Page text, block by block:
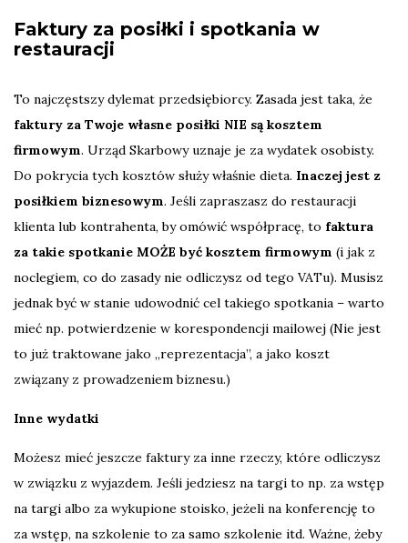
Faktury za posiłki i spotkania w
restauracji
To najczęstszy dylemat przedsiębiorcy. Zasada jest taka, że
faktury za Twoje własne posiłki NIE są kosztem
firmowym. Urząd Skarbowy uznaje je za wydatek osobisty.
Do pokrycia tych kosztów służy właśnie dieta. Inaczej jest z
posiłkiem biznesowym. Jeśli zapraszasz do restauracji
klienta lub kontrahenta, by omówić współpracę, to faktura
za takie spotkanie MOŻE być kosztem firmowym (i jak z
noclegiem, co do zasady nie odliczysz od tego VATu). Musisz
jednak być w stanie udowodnić cel takiego spotkania – warto
mieć np. potwierdzenie w korespondencji mailowej (Nie jest
to już traktowane jako „reprezentacja”, a jako koszt
związany z prowadzeniem biznesu.)
Inne wydatki
Możesz mieć jeszcze faktury za inne rzeczy, które odliczysz
w związku z wyjazdem. Jeśli jedziesz na targi to np. za wstęp
na targi albo za wykupione stoisko, jeżeli na konferencję to
za wstęp, na szkolenie to za samo szkolenie itd. Ważne, żeby